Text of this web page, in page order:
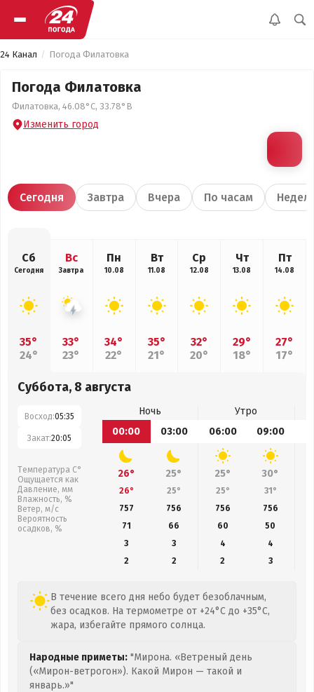
24 Канал Погода Филатовка
Погода Филатовка
Филатовка, 46.08°С, 33.78°В
Изменить город
Сегодня Завтра Вчера По часам
Сб
Сегодня
35°
24°
Вс
Завтра
33°
23°
Пн
10.08
34°
22°
Вт
11.08
35°
21°
Ср
12.08
32°
20°
Чт
13.08
29°
18°
Пт
14.08
27°
17°
Суббота, 8 августа
Восход:05:35
Закат:20:05
Температура С°
Ощущается как
Давление, мм
Влажность, %
Ветер, м/с
Вероятность
осадков, %
Ночь
Утро
00:00
03:00 06:00 09:00
26° 25° 25° 30°
26° 25° 25° 31°
757
756 756 756
71
66 60 50
3
3 4
4
2
2 2 3
В течение всего дня небо будет безоблачным,
без осадков. На термометре от +24°C до +35°C,
жара, избегайте прямого солнца.
Народные приметы: "Мирона. «Ветреный день
(«Мирон-ветрогон»). Какой Мирон — такой и
январь.»"